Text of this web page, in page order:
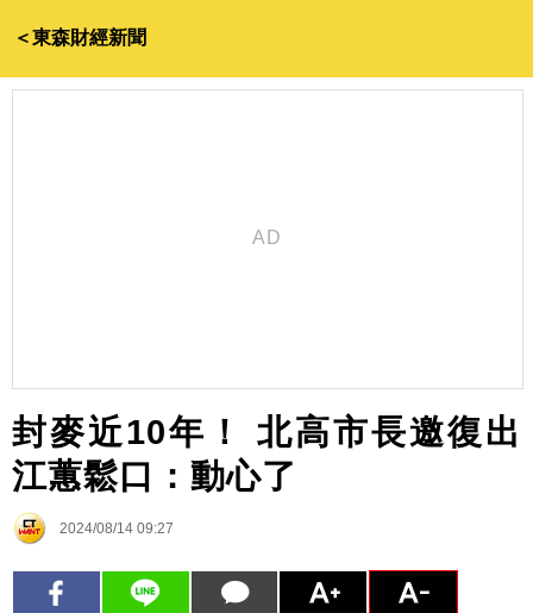
＜東森財經新聞
封麥近10年！ 北高市長邀復出
江蕙鬆口：動心了
2024/08/14 09:27